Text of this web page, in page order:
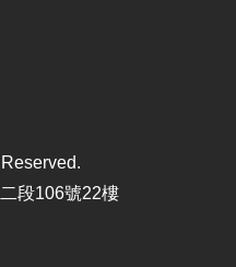
段106號22樓